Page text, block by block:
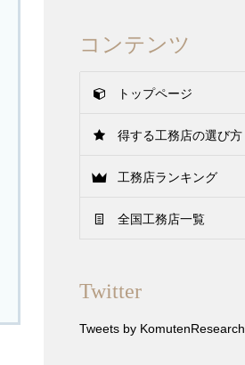
コンテンツ
トップページ
得する工務店の選び方
工務店ランキング
全国工務店一覧
Twitter
Tweets by KomutenResearch